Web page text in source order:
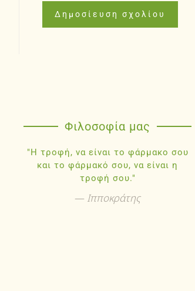
Δημοσίευση σχολίου
Φιλοσοφία μας
"Η τροφή, να είναι το φάρμακο σου
και το φάρμακό σου, να είναι η
τροφή σου."
Ιπποκράτης